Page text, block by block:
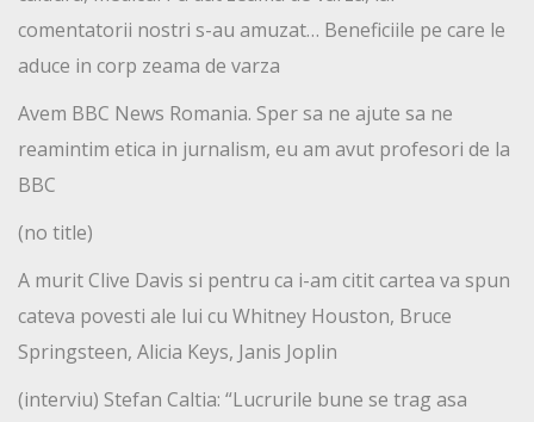
comentatorii nostri s-au amuzat… Beneficiile pe care le
aduce in corp zeama de varza
Avem BBC News Romania. Sper sa ne ajute sa ne
reamintim etica in jurnalism, eu am avut profesori de la
BBC
(no title)
A murit Clive Davis si pentru ca i-am citit cartea va spun
cateva povesti ale lui cu Whitney Houston, Bruce
Springsteen, Alicia Keys, Janis Joplin
(interviu) Stefan Caltia: “Lucrurile bune se trag asa